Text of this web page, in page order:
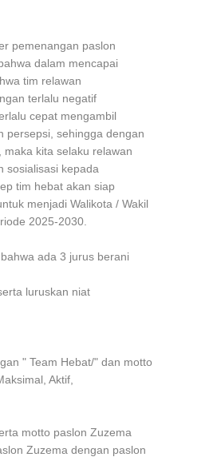
pemenangan paslon
dalam mencapai
tim relawan
terlalu negatif
cepat mengambil
persepsi, sehingga dengan
kita selaku relawan
sosialisasi kepada
tim hebat akan siap
menjadi Walikota / Wakil
2025-2030.
ada 3 jurus berani
luruskan niat
" Team Hebat/" dan motto
Aktif,
motto paslon Zuzema
Zuzema dengan paslon